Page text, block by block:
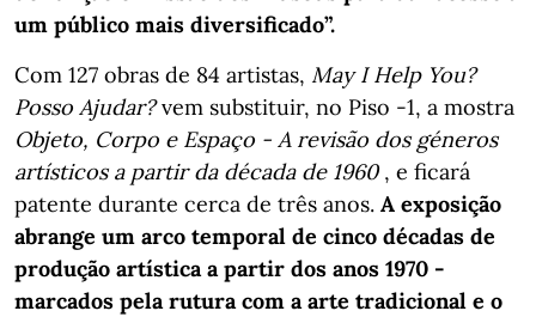
um público mais diversificado”.
Com 127 obras de 84 artistas, May I Help You?
Posso Ajudar?vem substituir, no Piso -1, a mostra
Objeto, Corpo e Espaço - A revisão dos géneros
artísticos a partir da década de 1960, e ficará
patente durante cerca de três anos. A exposição
abrange um arco temporal de cinco décadas de
produção artística a partir dos anos 1970 -
marcados pela rutura com a arte tradicional e o